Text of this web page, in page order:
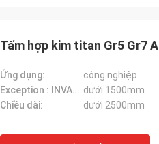
Tấm hợp kim titan Gr5 Gr7
Ứng dụng:
công nghiệp
Exception : INVALID_FETCH - getIP() ERROR: dưới 1500mm
Chiều dài:
dưới 2500mm